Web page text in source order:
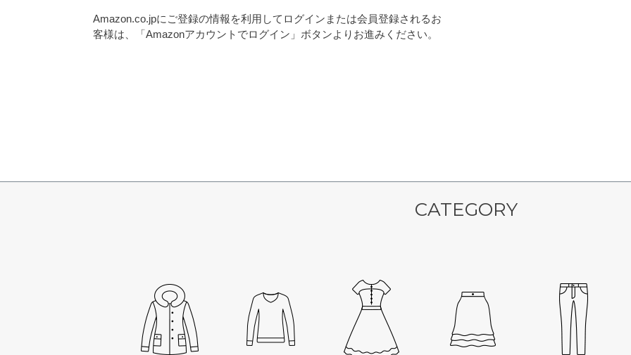
Amazon.co.jpにご登録の情報を利用してログインまたは会員登録されるお
客様は、「Amazonアカウントでログイン」ボタンよりお進みください。
CATEGORY